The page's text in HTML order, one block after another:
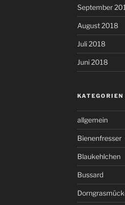
September
August 2018
Juli 2018
Juni 2018
KATEGORIEN
allgemein
Bienenfresser
Blaukehlchen
Bussard